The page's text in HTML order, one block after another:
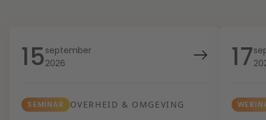
15september
2026
SEMINAR OVERHEID & OMGEVING
17